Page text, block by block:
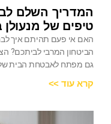
המדריך השלם
טיפים של מנעולן
האם אי פעם תהיתם איך
הביטחון המרבי לביתכם?
גם מפתח לאבטחת הבית
קרא עוד >>